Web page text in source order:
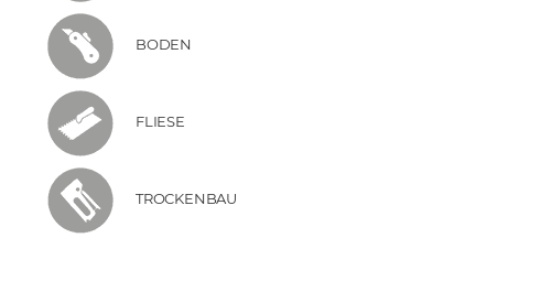
BODEN
FLIESE
TROCKENBAU